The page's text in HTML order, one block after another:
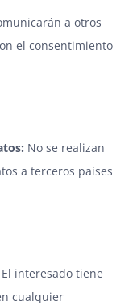
a otros
el consentimiento
: No se realizan
a terceros países
El interesado tiene
cualquier